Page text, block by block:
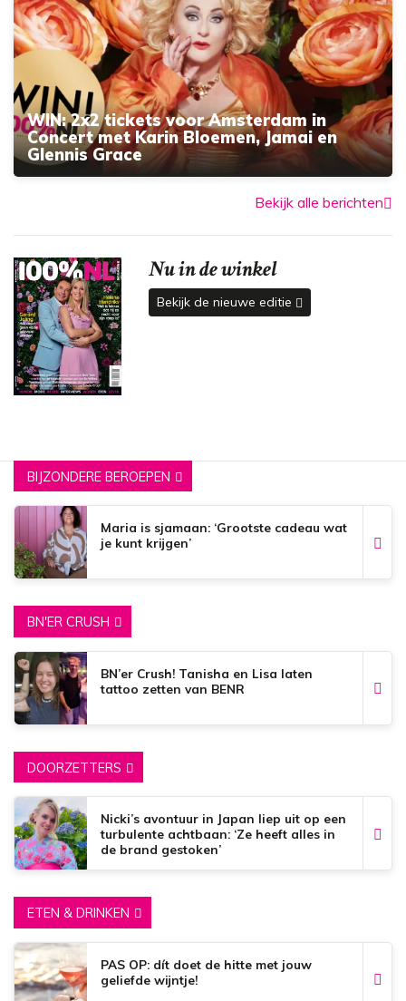
WIN: 2x2 tickets voor Amsterdam in
Concert met Karin Bloemen, Jamai en
Glennis Grace
Bekijk alle berichten
Nu in de winkel
Bekijk de nieuwe editie
BIJZONDERE BEROEPEN
Maria is sjamaan: ‘Grootste cadeau wat
je kunt krijgen’
BN'ER CRUSH
BN’er Crush! Tanisha en Lisa laten
tattoo zetten van BENR
DOORZETTERS
Nicki’s avontuur in Japan liep uit op een
turbulente achtbaan: ‘Ze heeft alles in
de brand gestoken’
ETEN & DRINKEN
PAS OP: dít doet de hitte met jouw
geliefde wijntje!